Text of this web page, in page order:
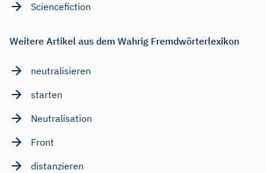
Sciencefiction
Weitere Artikel aus dem Wahrig Fremdwörterlexikon
neutralisieren
starten
Neutralisation
Front
distanzieren